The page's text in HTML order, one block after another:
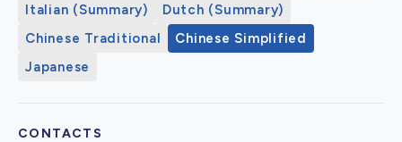
Italian (Summary)
Dutch (Summary)
Chinese Traditional
Chinese Simplified
Japanese
CONTACTS